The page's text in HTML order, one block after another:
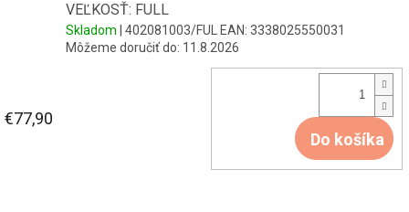
VEĽKOSŤ: FULL
Skladom | 402081003/FUL EAN: 3338025550031
Môžeme doručiť do: 11.8.2026
€77,90
Do košíka